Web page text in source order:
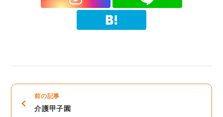
前の記事
介護甲子園